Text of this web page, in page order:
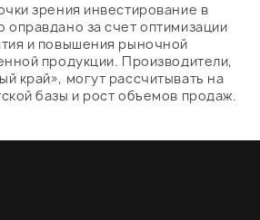
зрения инвестирование в
за счет оптимизации
и повышения рыночной
продукции. Производители,
край», могут рассчитывать на
базы и рост объемов продаж.